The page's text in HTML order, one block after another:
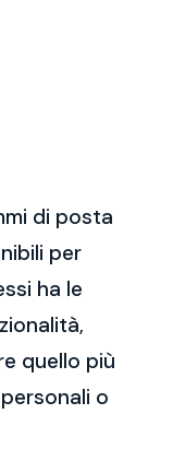
di posta
per
ha le
quello più
o